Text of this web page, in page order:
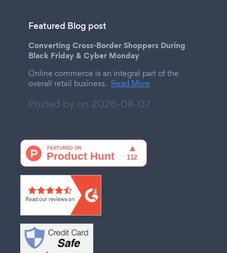
Featured Blog post
Converting Cross-Border Shoppers During
Black Friday & Cyber Monday
Online commerce is an integral part of the
overall retail business. Read More
Posted by on 2026-08-07